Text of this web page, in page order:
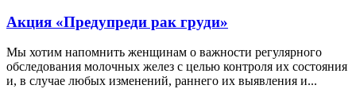
Акция «Предупреди рак груди»
Мы хотим напомнить женщинам о важности регулярного
обследования молочных желез с целью контроля их состояния
и, в случае любых изменений, раннего их выявления и...